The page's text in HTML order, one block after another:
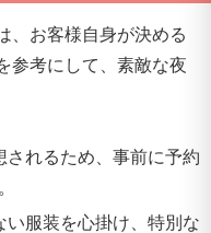
、お客様自身が決める
参考にして、素敵な夜
されるため、事前に予約
い服装を心掛け、特別な